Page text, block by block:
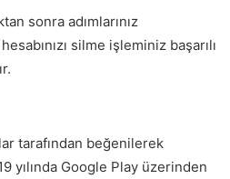
sonra adımlarınız
silme işleminiz başarılı
tarafından beğenilerek
yılında Google Play üzerinden